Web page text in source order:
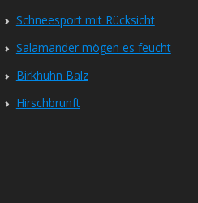
Schneesport mit Rücksicht
Salamander mögen es feucht
Birkhuhn Balz
Hirschbrunft